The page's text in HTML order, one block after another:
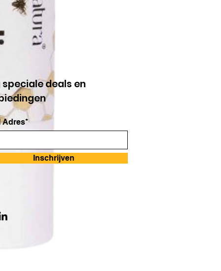
speciale deals en
Adres*
Inschrijven